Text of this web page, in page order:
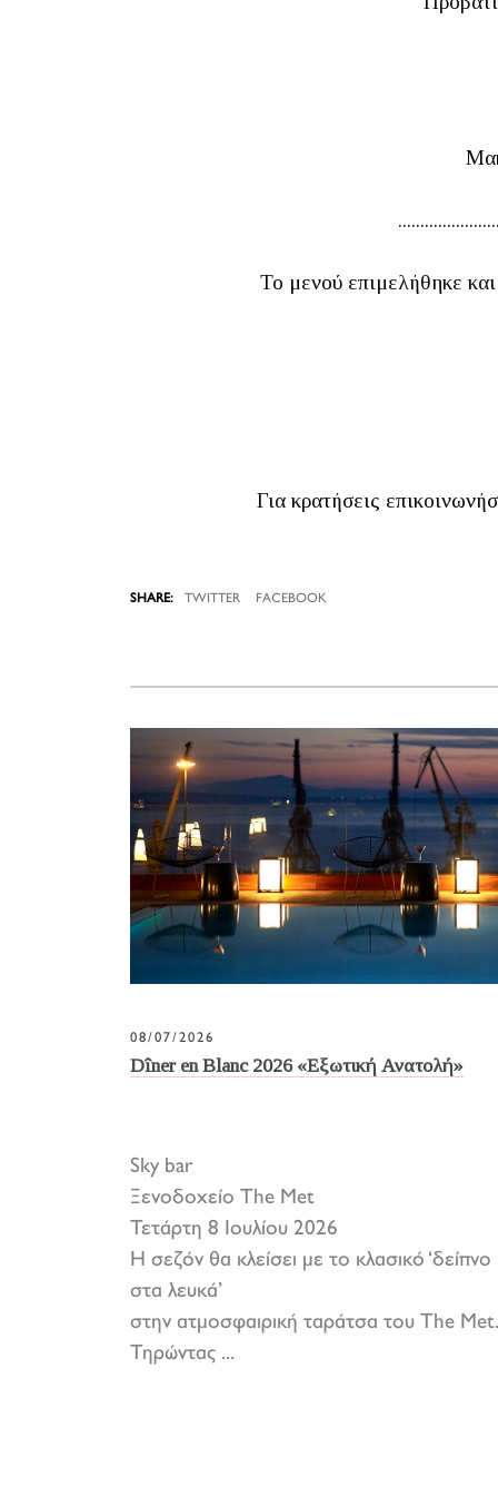
Το μενού επιμελήθηκε
Για κρατήσεις
TWITTER FACEBOOK
08/07/2026
Dîner en Blanc 2026 «Εξωτική Ανατολή»
Sky bar
Ξενοδοχείο The Met
Τετάρτη 8 Ιουλίου 2026
Η σεζόν θα κλείσει με το κλασικό ‘δείπνο
στα λευκά’
στην ατμοσφαιρική ταράτσα του The Met.
Τηρώντας ...